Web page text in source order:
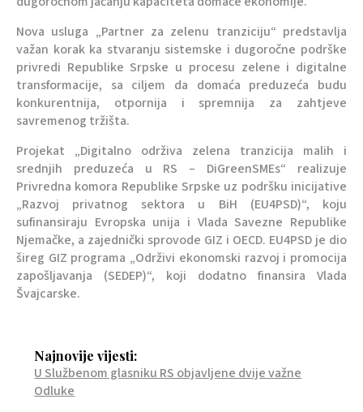
Nova usluga „Partner za zelenu tranziciju“ predstavlja
važan korak ka stvaranju sistemske i dugoročne podrške
privredi Republike Srpske u procesu zelene i digitalne
transformacije, sa ciljem da domaća preduzeća budu
konkurentnija, otpornija i spremnija za zahtjeve
savremenog tržišta.
Projekat „Digitalno održiva zelena tranzicija malih i
srednjih preduzeća u RS – DiGreenSMEs“ realizuje
Privredna komora Republike Srpske uz podršku inicijative
„Razvoj privatnog sektora u BiH (EU4PSD)“, koju
sufinansiraju Evropska unija i Vlada Savezne Republike
Njemačke, a zajednički sprovode GIZ i OECD. EU4PSD je dio
šireg GIZ programa „Održivi ekonomski razvoj i promocija
zapošljavanja (SEDEP)“, koji dodatno finansira Vlada
Švajcarske.
Najnovije vijesti:
U Službenom glasniku RS objavljene dvije važne
Odluke